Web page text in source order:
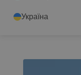
Україна